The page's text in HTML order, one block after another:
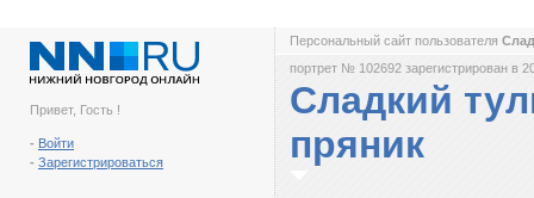
Привет, Гость !
- Войти
- Зарегистрироваться
Персональный сайт пользователя
портрет № 102692 зарегистрирован в
Сладкий
пряник